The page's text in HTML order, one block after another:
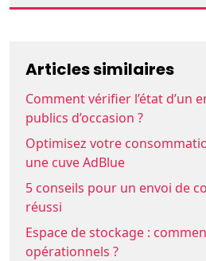
Articles similaires
Comment vérifier l’état d’un
publics d’occasion ?
Optimisez votre
une cuve AdBlue
5 conseils pour un envoi de
réussi
Espace de stockage :
opérationnels ?